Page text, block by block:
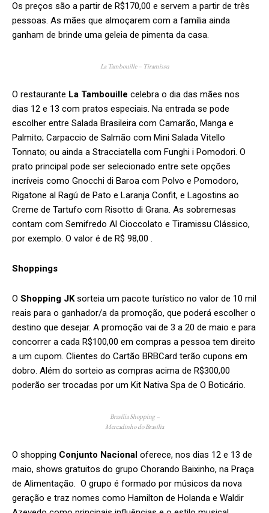
Os preços são a partir de R$170,00 e servem a partir de três
pessoas. As mães que almoçarem com a família ainda
ganham de brinde uma geleia de pimenta da casa.
La Tambouille – Tiramissu
O restaurante La Tambouille celebra o dia das mães nos
dias 12 e 13 com pratos especiais. Na entrada se pode
escolher entre Salada Brasileira com Camarão, Manga e
Palmito; Carpaccio de Salmão com Mini Salada Vitello
Tonnato; ou ainda a Stracciatella com Funghi i Pomodori. O
prato principal pode ser selecionado entre sete opções
incríveis como Gnocchi di Baroa com Polvo e Pomodoro,
Rigatone al Ragú de Pato e Laranja Confit, e Lagostins ao
Creme de Tartufo com Risotto di Grana. As sobremesas
contam com Semifredo Al Cioccolato e Tiramissu Clássico,
por exemplo. O valor é de R$ 98,00 .
Shoppings
O Shopping JKsorteia um pacote turístico no valor de 10 mil
reais para o ganhador/a da promoção, que poderá escolher o
destino que desejar. A promoção vai de 3 a 20 de maio e para
concorrer a cada R$100,00 em compras a pessoa tem direito
a um cupom. Clientes do Cartão BRBCard terão cupons em
dobro. Além do sorteio as compras acima de R$300,00
poderão ser trocadas por um Kit Nativa Spa de O Boticário.
Brasília Shopping –
Mercadinho do Brasília
O shopping Conjunto Nacional oferece, nos dias 12 e 13 de
maio, shows gratuitos do grupo Chorando Baixinho, na Praça
de Alimentação. O grupo é formado por músicos da nova
geração e traz nomes como Hamilton de Holanda e Waldir